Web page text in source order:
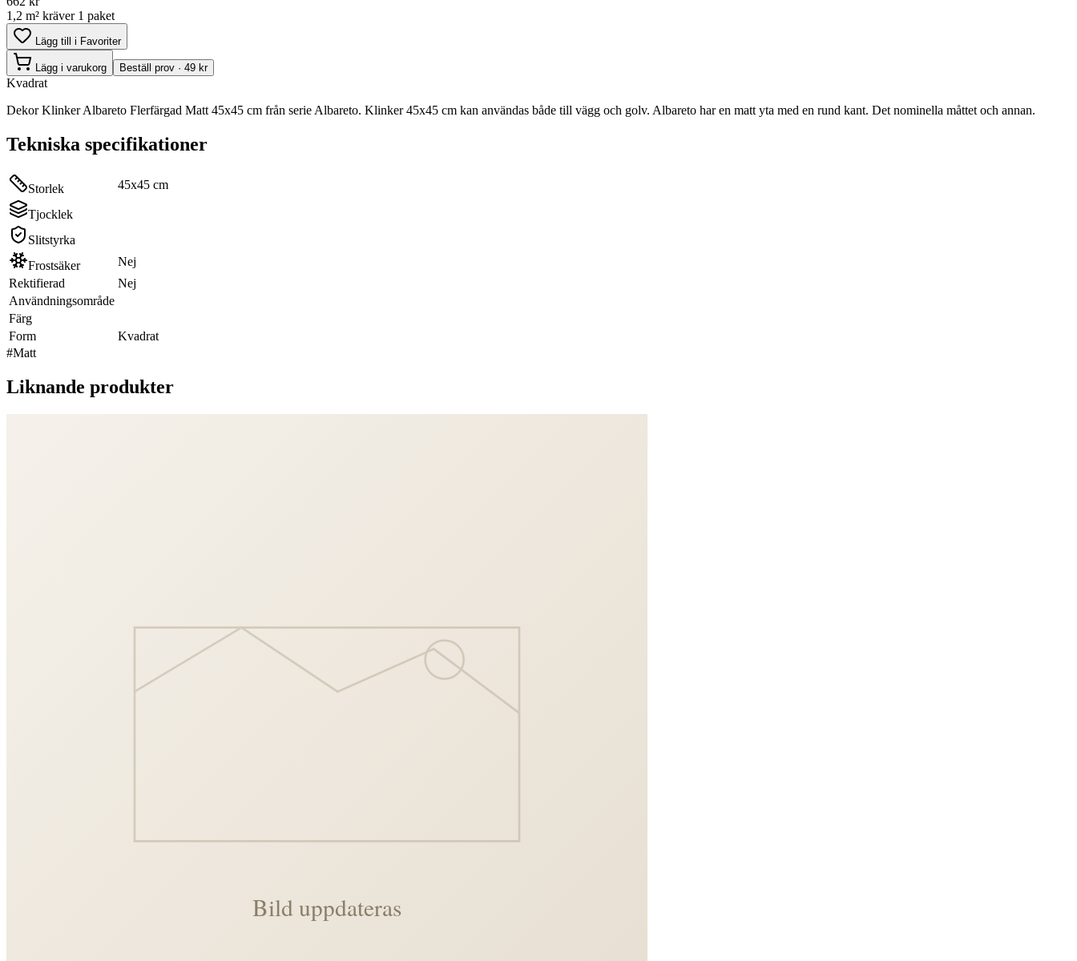
1,2 m² kräver 1 paket
Lägg till i Favoriter
Lägg i varukorg Beställ prov · 49 kr
Kvadrat
Dekor Klinker Albareto Flerfärgad Matt 45x45 cm från serie Albareto. Klinker 45x45 cm kan användas både till vägg och golv. Albareto har en matt yta med en rund kant. Det nominella måttet och annan.
Tekniska specifikationer
Storlek 45x45 cm
Tjocklek
Slitstyrka
Frostsäker
Nej
Rektifierad
Nej
Användningsområde
Färg
Form
Kvadrat
#Matt
Liknande produkter